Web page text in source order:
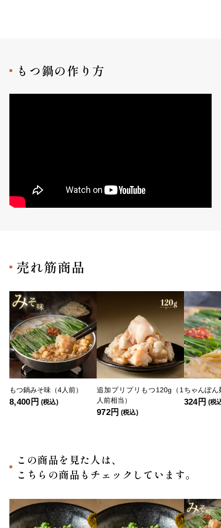
もつ鍋の作り方
売れ筋商品
もつ鍋みそ味（4人前）
8,400円 (税込)
追加プリプリもつ120g（1
人前相当）
972円 (税込)
ちゃんぽ
324円 (税
この商品を見た人は、
こちらの商品もチェックしています。